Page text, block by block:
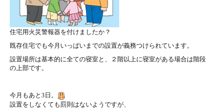
家づくりの流れ
お客様の声
お知らせ
ブログ
住宅の無料相談会
住宅用火災警報器を付けましたか？
既存住宅でも今月いっぱいまでの設置が義務つけられています。
設置場所は基本的に全ての寝室と、２階以上に寝室がある場合は階段
の上部です。
今月もあと 3 日。
設置をしなくても罰則はないようですが、